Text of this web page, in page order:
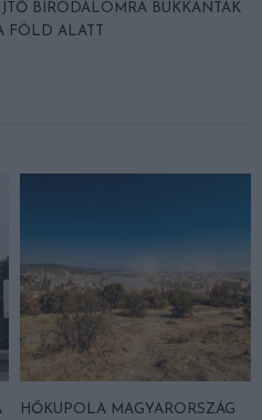
BIRODALOMRA BUKKANTAK
FÖLD ALATT
HŐKUPOLA MAGYARORSZÁG